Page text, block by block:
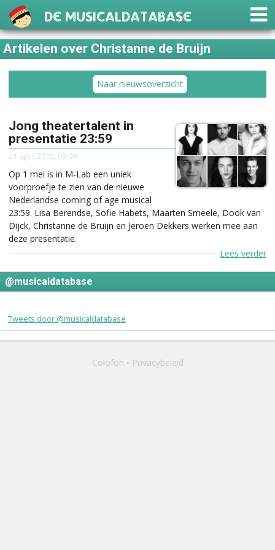
De Musicaldatabase
Artikelen over Christanne de Bruijn
Naar nieuwsoverzicht
Jong theatertalent in
presentatie 23:59
21 april 2015, 09:09
Op 1 mei is in M-Lab een uniek
voorproefje te zien van de nieuwe
Nederlandse coming of age musical
23:59. Lisa Berendse, Sofie Habets, Maarten Smeele, Dook van
Dijck, Christanne de Bruijn en Jeroen Dekkers werken mee aan
deze presentatie.
Lees verder
@musicaldatabase
Tweets door @musicaldatabase
Colofon Privacybeleid